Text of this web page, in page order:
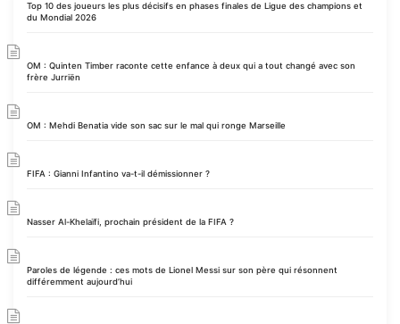
Top 10 des joueurs les plus décisifs en phases finales de Ligue des champions et
du Mondial 2026
OM : Quinten Timber raconte cette enfance à deux qui a tout changé avec son
frère Jurriën
OM : Mehdi Benatia vide son sac sur le mal qui ronge Marseille
FIFA : Gianni Infantino va-t-il démissionner ?
Nasser Al-Khelaïfi, prochain président de la FIFA ?
Paroles de légende : ces mots de Lionel Messi sur son père qui résonnent
différemment aujourd’hui